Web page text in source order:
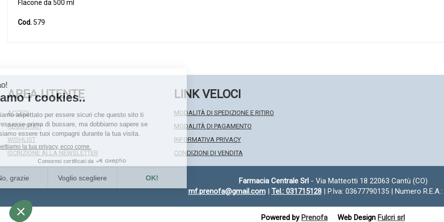
Flacone da 500 ml
Cod.579
AREA UTENTE
ACCEDI
REGISTRATI
WISHLIST
ISCRIZIONE ALLA NEWSLETTER
LINK VELOCI
MODALITÀ DI SPEDIZIONE E RITIRO
MODALITÀ DI PAGAMENTO
INFORMATIVA PRIVACY
CONDIZIONI DI VENDITA
Farmacia Centrale Srl- Via Matteotti 18 22063 Cantù (CO)
mf.prenofa@gmail.com| Tel.: 031715128| P.Iva: 03677790135 | Numero
Powered by Prenofa Web Design Fulcri srl